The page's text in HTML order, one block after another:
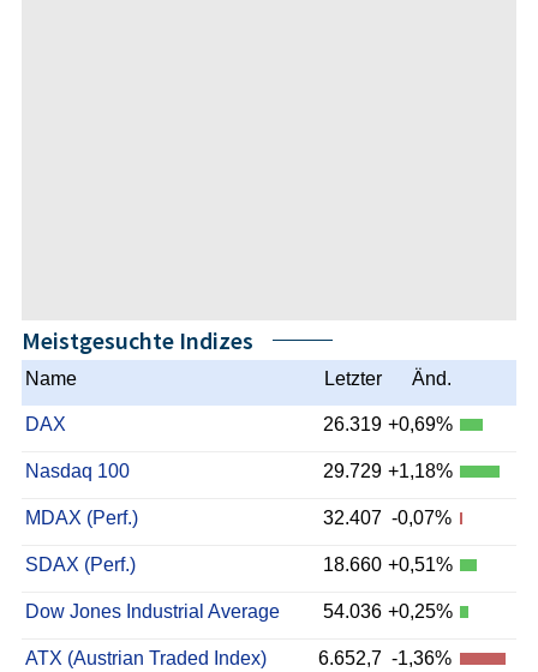
Meistgesuchte Indizes
Name Letzter Änd.
DAX 26.319 +0,69%
Nasdaq 100 29.729 +1,18%
MDAX (Perf.) 32.407 -0,07%
SDAX (Perf.) 18.660 +0,51%
Dow Jones Industrial Average 54.036 +0,25%
ATX (Austrian Traded Index) 6.652,7 -1,36%